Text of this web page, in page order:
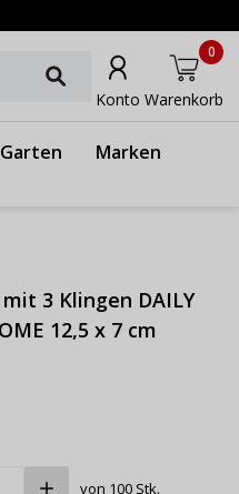
Konto Warenkorb
0
Garten Marken
3 Klingen DAILY
12,5 x 7 cm
von 100 Stk.